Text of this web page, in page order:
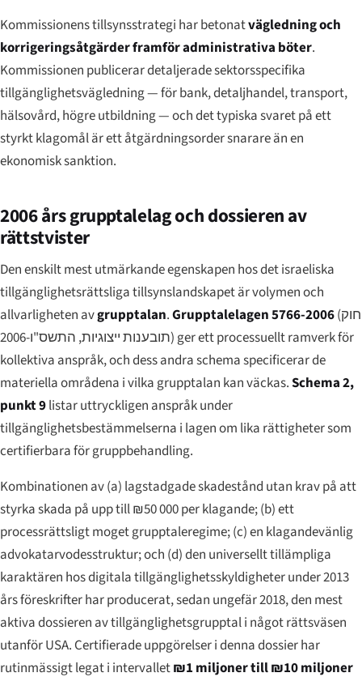
Kommissionens tillsynsstrategi har betonatvägledning och
korrigeringsåtgärder framför administrativa böter.
Kommissionen publicerar detaljerade sektorsspecifika
tillgänglighetsvägledning — för bank, detaljhandel, transport,
hälsovård, högre utbildning — och det typiska svaret på ett
styrkt klagomål är ett åtgärdningsorder snarare än en
ekonomisk sanktion.
2006 års grupptalelag och dossieren av
rättstvister
Den enskilt mest utmärkande egenskapen hos det israeliska
tillgänglighetsrättsliga tillsynslandskapet är volymen och
allvarligheten avgrupptalan.Grupptalelagen 5766-2006(חוק
תובענות ייצוגיות, התשס"ו-2006) ger ett processuellt ramverk för
kollektiva anspråk, och dess andra schema specificerar de
materiella områdena i vilka grupptalan kan väckas.Schema 2,
punkt 9listar uttryckligen anspråk under
tillgänglighetsbestämmelserna i lagen om lika rättigheter som
certifierbara för gruppbehandling.
Kombinationen av (a) lagstadgade skadestånd utan krav på att
styrka skada på upp till ₪50 000 per klagande; (b) ett
processrättsligt moget grupptaleregime; (c) en klagandevänlig
advokatarvodesstruktur; och (d) den universellt tillämpliga
karaktären hos digitala tillgänglighetsskyldigheter under 2013
års föreskrifter har producerat, sedan ungefär 2018, den mest
aktiva dossieren av tillgänglighetsgrupptal i något rättsväsen
utanför USA. Certifierade uppgörelser i denna dossier har
rutinmässigt legat i intervallet₪1 miljoner till ₪10 miljoner